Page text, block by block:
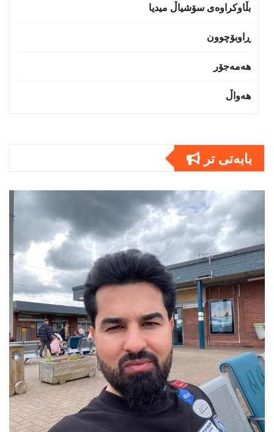
بڵاوکراوەی سۆشیاڵ میدیا
ڕاوبۆچوون
هەمەجۆر
هەواڵ
بابەتى تر